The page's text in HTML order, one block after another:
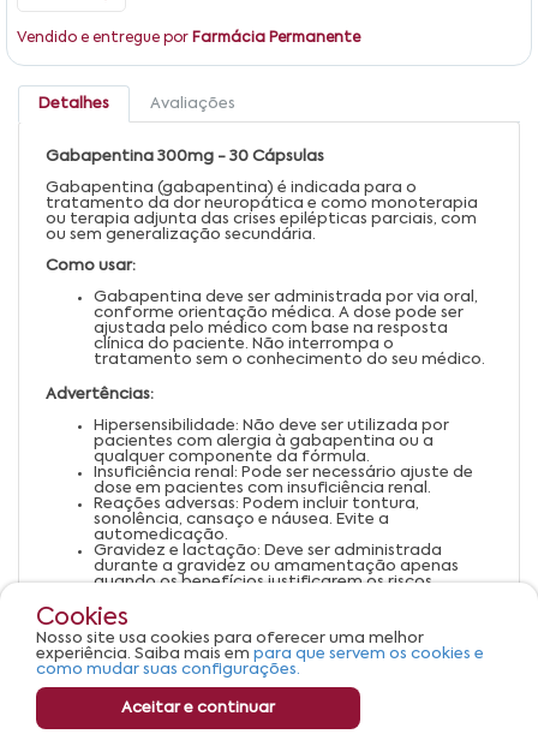
Vendido e entregue por Farmácia Permanente
Detalhes Avaliações
Gabapentina 300mg - 30 Cápsulas
Gabapentina (gabapentina) é indicada para o
tratamento da dor neuropática e como monoterapia
ou terapia adjunta das crises epilépticas parciais, com
ou sem generalização secundária.
Como usar:
Gabapentina deve ser administrada por via oral,
conforme orientação médica. A dose pode ser
ajustada pelo médico com base na resposta
clínica do paciente. Não interrompa o
tratamento sem o conhecimento do seu médico.
Advertências:
Hipersensibilidade: Não deve ser utilizada por
pacientes com alergia à gabapentina ou a
qualquer componente da fórmula.
Insuficiência renal: Pode ser necessário ajuste de
dose em pacientes com insuficiência renal.
Reações adversas: Podem incluir tontura,
sonolência, cansaço e náusea. Evite a
automedicação.
Gravidez e lactação: Deve ser administrada
durante a gravidez ou amamentação apenas
quando os benefícios justificarem os riscos.
trazer riscos. Consulte um médico ou
farmacêutico. Leia a bula.
VENDA SOB PRESCRIÇÃO MÉDICA
Cookies
Nosso site usa cookies para oferecer uma melhor
experiência. Saiba mais em para que servem os cookies e
como mudar suas configurações.
Aceitar e continuar